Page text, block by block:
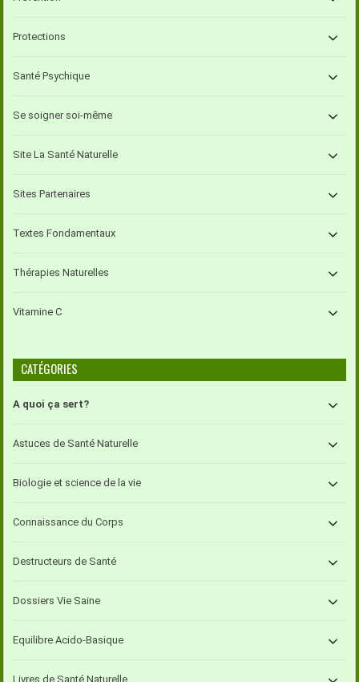
Protections
Santé Psychique
Se soigner soi-même
Site La Santé Naturelle
Sites Partenaires
Textes Fondamentaux
Thérapies Naturelles
Vitamine C
CATÉGORIES
A quoi ça sert?
Astuces de Santé Naturelle
Biologie et science de la vie
Connaissance du Corps
Destructeurs de Santé
Dossiers Vie Saine
Equilibre Acido-Basique
Livres de Santé Naturelle